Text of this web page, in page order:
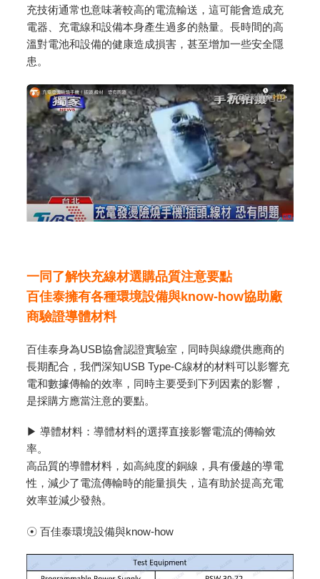
充技術通常也意味著較高的電流輸送，這可能會造成充
電器、充電線和設備本身產生過多的熱量。長時間的高
溫對電池和設備的健康造成損害，甚至增加一些安全隱
患。
一同了解快充線材選購品質注意要點
百佳泰擁有各種環境設備與know-how協助廠
商驗證導體材料
百佳泰身為USB協會認證實驗室，同時與線纜供應商的
長期配合，我們深知USB Type-C線材的材料可以影響充
電和數據傳輸的效率，同時主要受到下列因素的影響，
是採購方應當注意的要點。
▶ 導體材料：導體材料的選擇直接影響電流的傳輸效
率。
高品質的導體材料，如高純度的銅線，具有優越的導電
性，減少了電流傳輸時的能量損失，這有助於提高充電
效率並減少發熱。
☉ 百佳泰環境設備與know-how